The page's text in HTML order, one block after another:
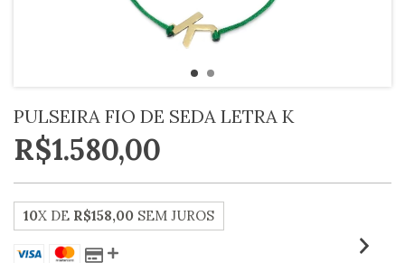
PULSEIRA FIO DE SEDA LETRA K
R$1.580,00
10X DE R$158,00 SEM JUROS